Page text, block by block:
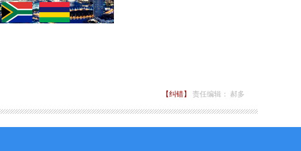
【纠错】 责任编辑： 郝多